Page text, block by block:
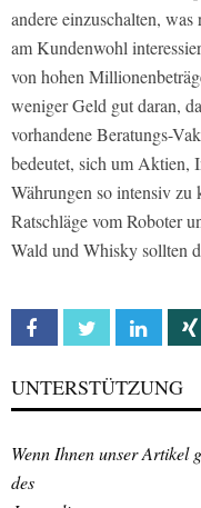
andere einzuschalten,
am Kundenwohl
von hohen
weniger Geld gut daran,
vorhandene Beratungs-
bedeutet, sich um Aktien,
Währungen so intensiv zu
Ratschläge vom Roboter
Wald und Whisky sollten
Facebook Twitter Linkedin
UNTERSTÜTZUNG
Wenn Ihnen unser Artikel
des